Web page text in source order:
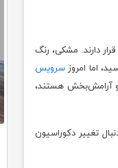
دارند. مشکی، رنگ
اما امروز سرویس
و آرامش‌بخش هستند،
تغییر دکوراسیون